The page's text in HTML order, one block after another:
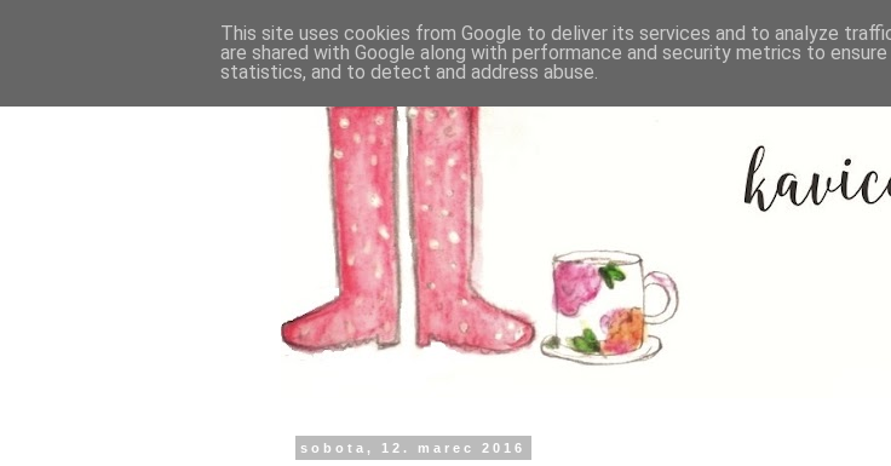
sobota, 12. marec 2016
This site uses cookies from Google to deliver its services and to analyze
are shared with Google along with performance and security metrics to
statistics, and to detect and address abuse.